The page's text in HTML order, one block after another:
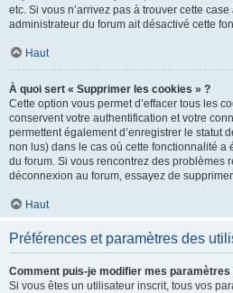
etc. Si vous n’arrivez pas à trouver cette
administrateur du forum ait désactivé cette
Haut
À quoi sert « Supprimer les cookies » ?
Cette option vous permet d’effacer tous les
conservent votre authentification et votre
permettent également d’enregistrer le statut
non lus) dans le cas où cette fonctionnalité a
du forum. Si vous rencontrez des problèmes
déconnexion au forum, essayez de
Haut
Préférences et paramètres des
Comment puis-je modifier mes paramètres
Si vous êtes un utilisateur inscrit, tous vos